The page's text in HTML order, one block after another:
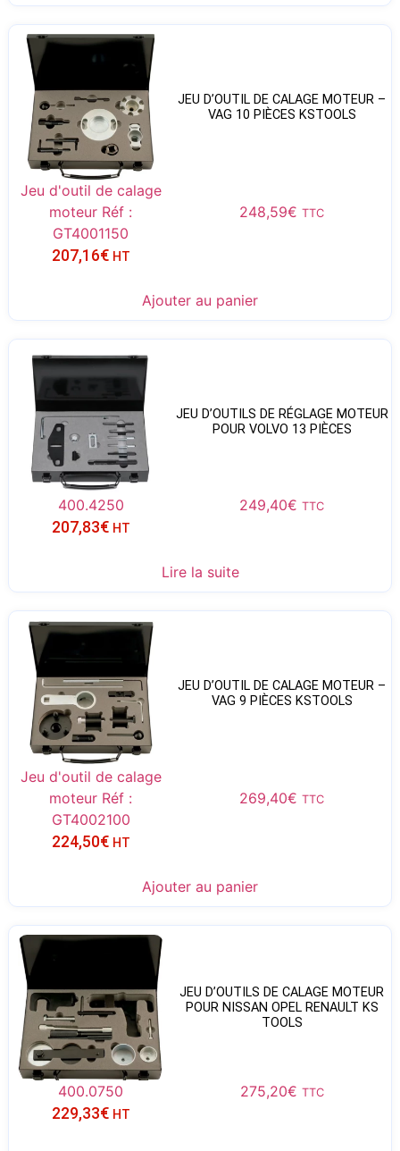
JEU D’OUTIL DE CALAGE MOTEUR –
VAG 10 PIÈCES KSTOOLS
Jeu d'outil de calage
moteur Réf :
GT4001150
248,59€ TTC
207,16€ HT
Ajouter au panier
JEU D’OUTILS DE RÉGLAGE MOTEUR
POUR VOLVO 13 PIÈCES
400.4250 249,40€ TTC
207,83€ HT
Lire la suite
JEU D’OUTIL DE CALAGE MOTEUR –
VAG 9 PIÈCES KSTOOLS
Jeu d'outil de calage
moteur Réf :
GT4002100
269,40€ TTC
224,50€ HT
Ajouter au panier
JEU D’OUTILS DE CALAGE MOTEUR
POUR NISSAN OPEL RENAULT KS
TOOLS
400.0750 275,20€ TTC
229,33€ HT